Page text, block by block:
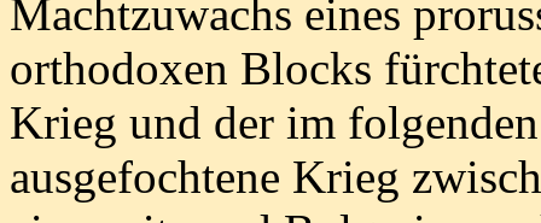
Machtzuwachs eines
orthodoxen Blocks
Krieg und der im
ausgefochtene Krieg